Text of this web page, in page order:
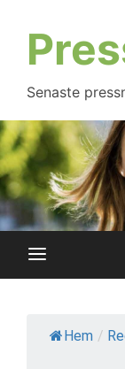
innehåll
Senaste
Hem /